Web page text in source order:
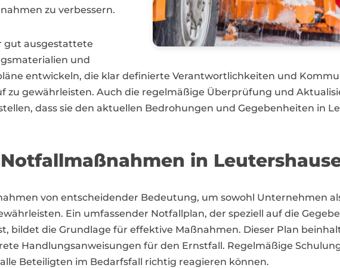
zu verbessern.
gut ausgestattete
und
entwickeln, die klar definierte Verantwortlichkeiten und
zu gewährleisten. Auch die regelmäßige Überprüfung und
dass sie den aktuellen Bedrohungen und Gegebenheiten in
in
von entscheidender Bedeutung, um sowohl Unternehmen
Ein umfassender Notfallplan, der speziell auf die
bildet die Grundlage für effektive Maßnahmen. Dieser Plan
Handlungsanweisungen für den Ernstfall. Regelmäßige
Beteiligten im Bedarfsfall richtig reagieren können.